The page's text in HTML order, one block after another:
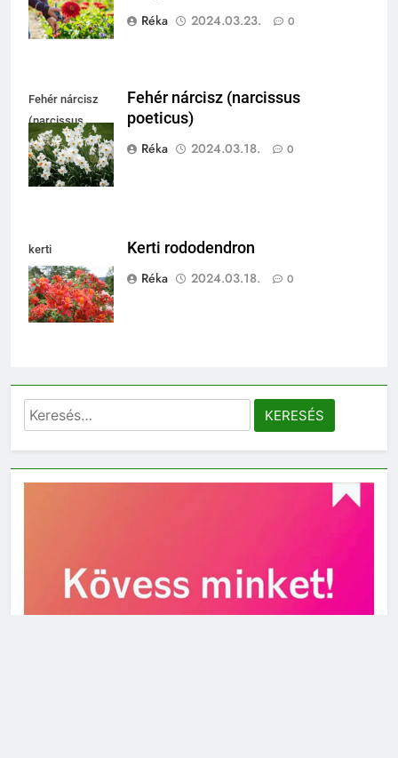
Réka
2024.03.23. 0
Fehér nárcisz
(narcissus
poeticus)
Fehér nárcisz (narcissus
poeticus)
Réka
2024.03.18. 0
kerti
rododendron
Kerti rododendron
Réka
2024.03.18. 0
Keresés: